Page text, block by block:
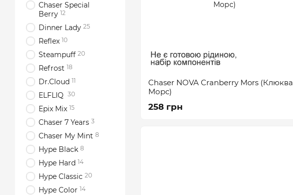
Chaser NOVA Cranberry Mors (Клюква
Морс)
258 грн
Chaser Special
Berry 12
Dinner Lady 25
Reflex 10
Steampuff 20
Refrost 18
Dr.Cloud 11
ELFLIQ 30
Epix Mix 15
Chaser 7 Years 3
Chaser My Mint 8
Hype Black 8
Hype Hard 14
Hype Classic 20
Hype Color 14